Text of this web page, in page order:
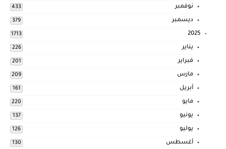
نوفمبر 433
ديسمبر 379
2025
1713
يناير 226
فبراير 201
مارس 209
أبريل 161
مايو 220
يونيو 137
يوليو 126
أغسطس 130